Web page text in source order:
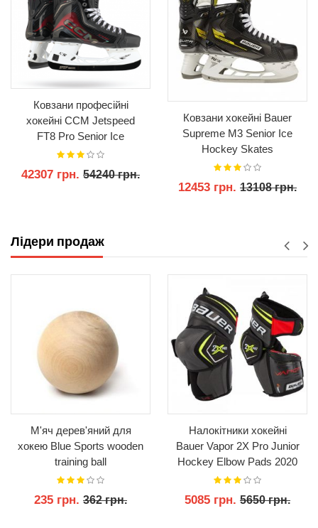
Ковзани професійні
хокейні CCM Jetspeed
FT8 Pro Senior Ice
Hockey Skates 2025
42307 грн. 54240 грн.
Ковзани хокейні Bauer
Supreme M3 Senior Ice
Hockey Skates
12453 грн. 13108 грн.
Лідери продаж
М'яч дерев'яний для
хокею Blue Sports wooden
training ball
235 грн. 362 грн.
Налокітники хокейні
Bauer Vapor 2X Pro Junior
Hockey Elbow Pads 2020
5085 грн. 5650 грн.